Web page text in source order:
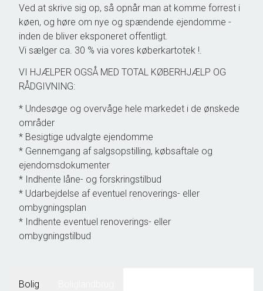
Ved at skrive sig op, så opnår man at komme forrest i
køen, og høre om nye og spændende ejendomme -
inden de bliver eksponeret offentligt.
Vi sælger ca. 30 % via vores køberkartotek !.
VI HJÆLPER OGSÅ MED TOTAL KØBERHJÆLP OG
RÅDGIVNING:
* Undesøge og overvåge hele markedet i de ønskede
områder
* Besigtige udvalgte ejendomme
* Gennemgang af salgsopstilling, købsaftale og
ejendomsdokumenter
* Indhente låne- og forskringstilbud
* Udarbejdelse af eventuel renoverings- eller
ombygningsplan
* Indhente eventuel renoverings- eller
ombygningstilbud
Bolig